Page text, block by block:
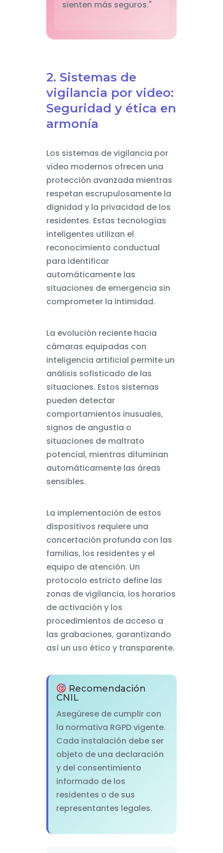
sienten más seguros."
2. Sistemas de
vigilancia por video:
Seguridad y ética en
armonía
Los sistemas de vigilancia por
video modernos ofrecen una
protección avanzada mientras
respetan escrupulosamente la
dignidad y la privacidad de los
residentes. Estas tecnologías
inteligentes utilizan el
reconocimiento conductual
para identificar
automáticamente las
situaciones de emergencia sin
comprometer la intimidad.
La evolución reciente hacia
cámaras equipadas con
inteligencia artificial permite un
análisis sofisticado de las
situaciones. Estos sistemas
pueden detectar
comportamientos inusuales,
signos de angustia o
situaciones de maltrato
potencial, mientras difuminan
automáticamente las áreas
sensibles.
La implementación de estos
dispositivos requiere una
concertación profunda con las
familias, los residentes y el
equipo de atención. Un
protocolo estricto define las
zonas de vigilancia, los horarios
de activación y los
procedimientos de acceso a
las grabaciones, garantizando
así un uso ético y transparente.
Recomendación
CNIL
Asegúrese de cumplir con
la normativa RGPD vigente.
Cada instalación debe ser
objeto de una declaración
y del consentimiento
informado de los
residentes o de sus
representantes legales.